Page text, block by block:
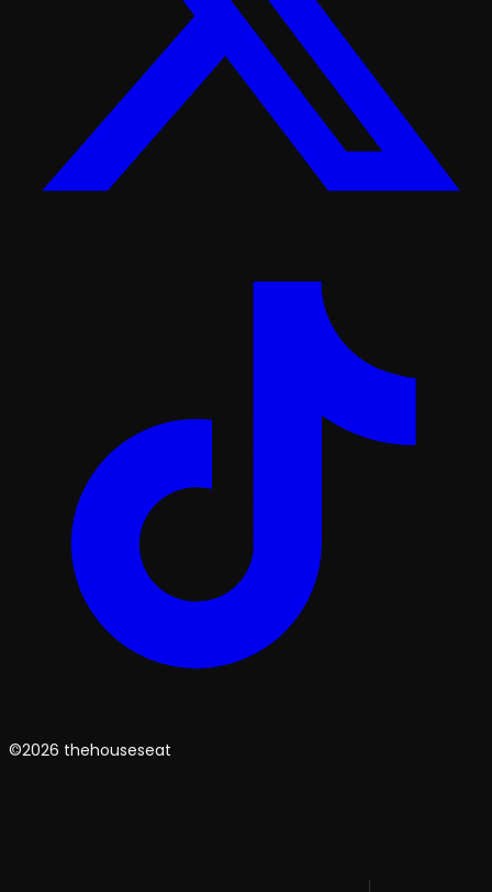
©2026 thehouseseat